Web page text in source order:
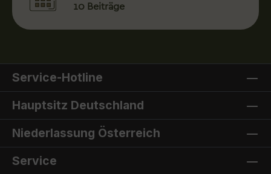
10 Beiträge
Service-Hotline
Hauptsitz Deutschland
Niederlassung Österreich
Service